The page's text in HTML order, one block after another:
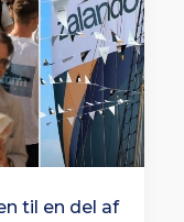
til en del af